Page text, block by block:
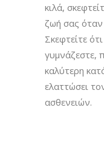
κιλά,
ζωή σας
Σκεφτείτε
γυμνάζεστε,
καλύτερη
ελαττώσει
ασθενειών.